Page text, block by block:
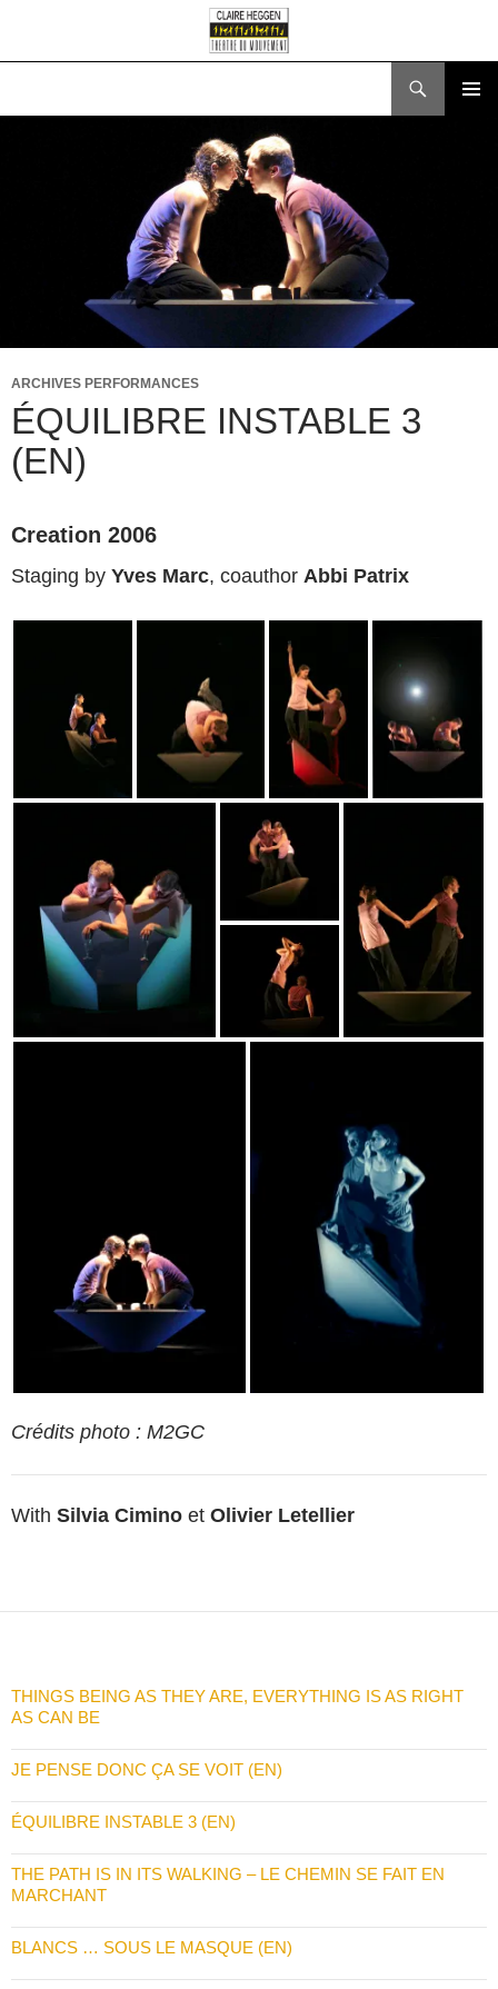
ARCHIVES PERFORMANCES
ÉQUILIBRE INSTABLE 3
(EN)
Creation 2006
Staging by Yves Marc, coauthor Abbi Patrix
Crédits photo : M2GC
With Silvia Cimino et Olivier Letellier
THINGS BEING AS THEY ARE, EVERYTHING IS AS RIGHT
AS CAN BE
JE PENSE DONC ÇA SE VOIT (EN)
ÉQUILIBRE INSTABLE 3 (EN)
THE PATH IS IN ITS WALKING – LE CHEMIN SE FAIT EN
MARCHANT
BLANCS … SOUS LE MASQUE (EN)